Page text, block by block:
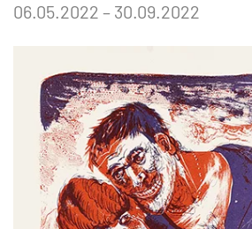
06.05.2022 – 30.09.2022